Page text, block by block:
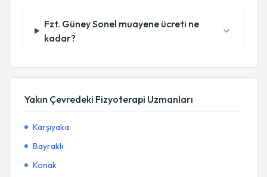
Fzt. Güney Sonel muayene ücreti ne
kadar?
Yakın Çevredeki Fizyoterapi Uzmanları
Karşıyaka
Bayraklı
Konak